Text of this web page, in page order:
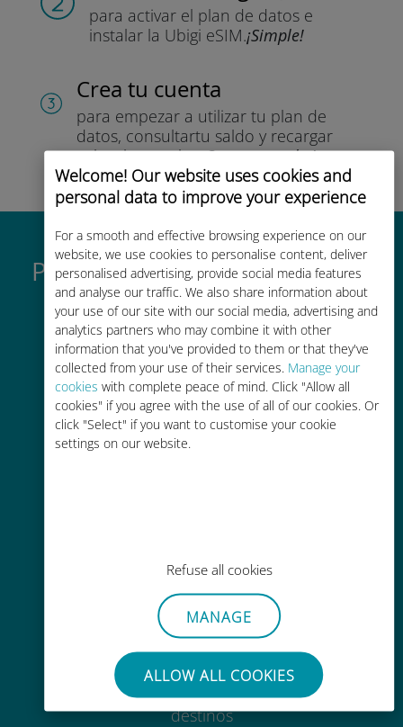
Welcome! Our website uses cookies and
personal data to improve your experience
For a smooth and effective browsing experience on our
website, we use cookies to personalise content, deliver
personalised advertising, provide social media features
and analyse our traffic. We also share information about
your use of our site with our social media, advertising and
analytics partners who may combine it with other
information that you've provided to them or that they've
collected from your use of their services. Manage your
cookies with complete peace of mind. Click "Allow all
cookies" if you agree with the use of all of our cookies. Or
click "Select" if you want to customise your cookie
settings on our website.
Refuse all cookies
MANAGE
ALLOW ALL COOKIES
para activar el plan de datos e
instalar la Ubigi eSIM.¡Simple!
Crea tu cuenta
para empezar a utilizar tu plan de
datos, consultartu saldo y recargar
sobre la marcha.¡Que aproveche!
Por qué es tan buena la eSIM
internacional de Ubigi
Activación instantánea
Mundial
Conectividad celular mundial de
alta calidad en más de 200
destinos